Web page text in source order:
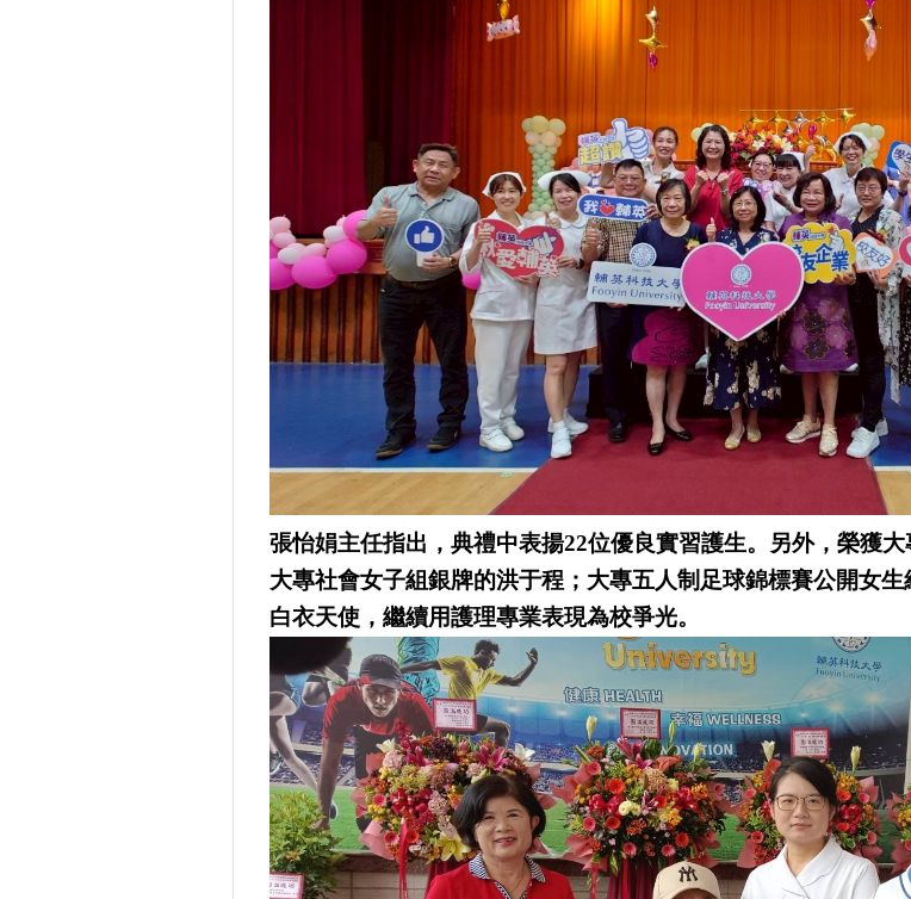
張怡娟主任指出，典禮中表揚22位優良實習護生。另外，榮獲
大專社會女子組銀牌的洪于程；大專五人制足球錦標賽公開女
白衣天使，繼續用護理專業表現為校爭光。